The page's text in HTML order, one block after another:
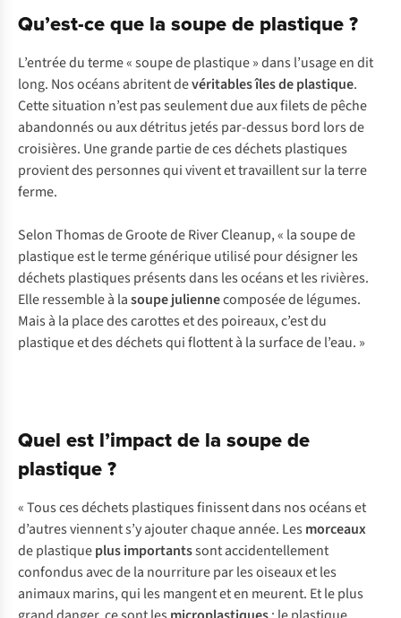
Qu’est-ce que la soupe de plastique ?
L’entrée du terme « soupe de plastique » dans l’usage en dit
long. Nos océans abritent devéritables îles de plastique.
Cette situation n’est pas seulement due aux filets de pêche
abandonnés ou aux détritus jetés par-dessus bord lors de
croisières. Une grande partie de ces déchets plastiques
provient des personnes qui vivent et travaillent sur la terre
ferme.
Selon Thomas de Groote de River Cleanup, « la soupe de
plastique est le terme générique utilisé pour désigner les
déchets plastiques présents dans les océans et les rivières.
Elle ressemble à lasoupe juliennecomposée de légumes.
Mais à la place des carottes et des poireaux, c’est du
plastique et des déchets qui flottent à la surface de l’eau. »
Quel est l’impact de la soupe de
plastique ?
« Tous ces déchets plastiques finissent dans nos océans et
d’autres viennent s’y ajouter chaque année. Les morceaux
de plastiqueplus importantssont accidentellement
confondus avec de la nourriture par les oiseaux et les
animaux marins, qui les mangent et en meurent. Et le plus